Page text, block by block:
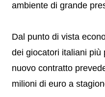
ambiente di grande
Dal punto di vista
dei giocatori italiani più
nuovo contratto
milioni di euro a